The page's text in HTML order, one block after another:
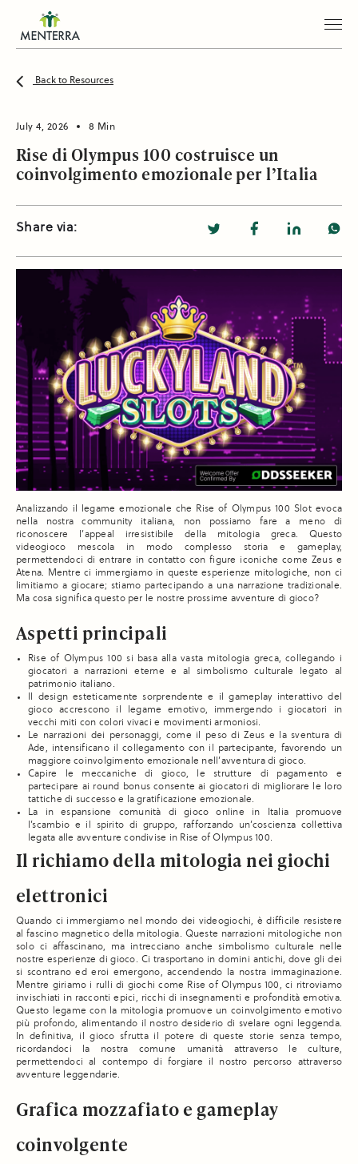
Back to Resources
July 4, 2026 8 Min
Rise di Olympus 100 costruisce un
coinvolgimento emozionale per l’Italia
Share via:
Analizzando il legame emozionale che Rise of Olympus 100 Slot evoca
nella nostra community italiana, non possiamo fare a meno di
riconoscere l’appeal irresistibile della mitologia greca. Questo
videogioco mescola in modo complesso storia e gameplay,
permettendoci di entrare in contatto con figure iconiche come Zeus e
Atena. Mentre ci immergiamo in queste esperienze mitologiche, non ci
limitiamo a giocare; stiamo partecipando a una narrazione tradizionale.
Ma cosa significa questo per le nostre prossime avventure di gioco?
Aspetti principali
Rise of Olympus 100 si basa alla vasta mitologia greca, collegando i
giocatori a narrazioni eterne e al simbolismo culturale legato al
patrimonio italiano.
Il design esteticamente sorprendente e il gameplay interattivo del
gioco accrescono il legame emotivo, immergendo i giocatori in
vecchi miti con colori vivaci e movimenti armoniosi.
Le narrazioni dei personaggi, come il peso di Zeus e la sventura di
Ade, intensificano il collegamento con il partecipante, favorendo un
maggiore coinvolgimento emozionale nell’avventura di gioco.
Capire le meccaniche di gioco, le strutture di pagamento e
partecipare ai round bonus consente ai giocatori di migliorare le loro
tattiche di successo e la gratificazione emozionale.
La in espansione comunità di gioco online in Italia promuove
l’scambio e il spirito di gruppo, rafforzando un’coscienza collettiva
legata alle avventure condivise in Rise of Olympus 100.
Il richiamo della mitologia nei giochi
elettronici
Quando ci immergiamo nel mondo dei videogiochi, è difficile resistere
al fascino magnetico della mitologia. Queste narrazioni mitologiche non
solo ci affascinano, ma intrecciano anche simbolismo culturale nelle
nostre esperienze di gioco. Ci trasportano in domini antichi, dove gli dei
si scontrano ed eroi emergono, accendendo la nostra immaginazione.
Mentre giriamo i rulli di giochi come Rise of Olympus 100, ci ritroviamo
invischiati in racconti epici, ricchi di insegnamenti e profondità emotiva.
Questo legame con la mitologia promuove un coinvolgimento emotivo
più profondo, alimentando il nostro desiderio di svelare ogni leggenda.
In definitiva, il gioco sfrutta il potere di queste storie senza tempo,
ricordandoci la nostra comune umanità attraverso le culture,
permettendoci al contempo di forgiare il nostro percorso attraverso
avventure leggendarie.
Grafica mozzafiato e gameplay
coinvolgente